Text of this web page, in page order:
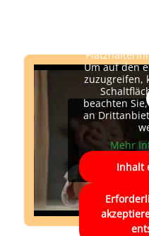
Um auf den
zuzugreifen,
beachten
an
Mehr
Inhalt